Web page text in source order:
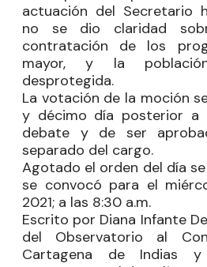
actuación del Secretario
no se dio claridad
contratación de los
mayor, y la
desprotegida.
La votación de la moción
y décimo día posterior a
debate y de ser
separado del cargo.
Agotado el orden del día
se convocó para el
2021; a las 8:30 a.m.
Escrito por Diana Infante
del Observatorio al
Cartagena de Indias